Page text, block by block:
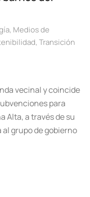
, Medios de
, Transición
vecinal y coincide
para
Alta, a través de su
grupo de gobierno